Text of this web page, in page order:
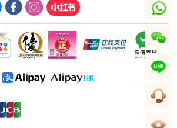
whatsapp